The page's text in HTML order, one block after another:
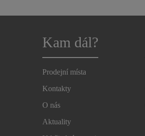
Kam dál?
Prodejní místa
Kontakty
O nás
Aktuality